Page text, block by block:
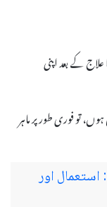
کے بعد اپنی
تو فوری طور پر ماہر
Theograd Tablet: استعمال اور